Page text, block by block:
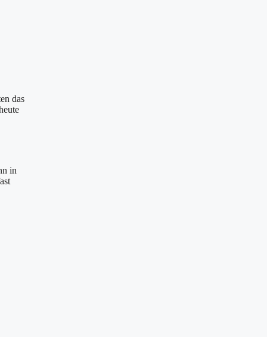
das
in